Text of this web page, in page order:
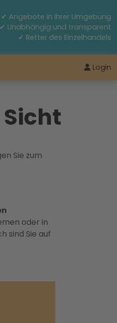
✔ Angebote in Ihrer Umgebung
✔ Unabhängig und transparent
✔ Retter des Einzelhandels
Login
Sie zum
oder in
sind Sie auf